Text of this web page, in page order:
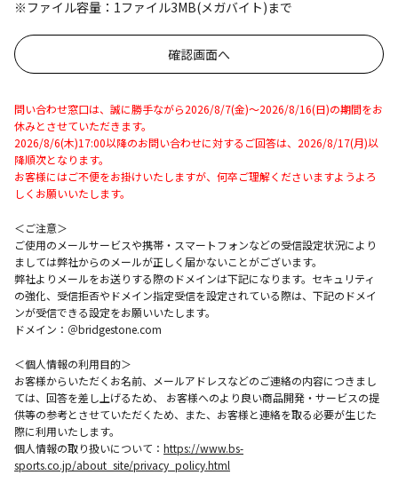
※ファイル容量：1ファイル3MB(メガバイト)まで
問い合わせ窓口は、誠に勝手ながら2026/8/7(金)～2026/8/16(日)の期間をお
休みとさせていただきます。
2026/8/6(木)17:00以降のお問い合わせに対するご回答は、2026/8/17(月)以
降順次となります。
お客様にはご不便をお掛けいたしますが、何卒ご理解くださいますようよろ
しくお願いいたします。
＜ご注意＞
ご使用のメールサービスや携帯・スマートフォンなどの受信設定状況により
ましては弊社からのメールが正しく届かないことがございます。
弊社よりメールをお送りする際のドメインは下記になります。セキュリティ
の強化、受信拒否やドメイン指定受信を設定されている際は、下記のドメイ
ンが受信できる設定をお願いいたします。
ドメイン：＠bridgestone.com
＜個人情報の利用目的＞
お客様からいただくお名前、メールアドレスなどのご連絡の内容につきまし
ては、回答を差し上げるため、 お客様へのより良い商品開発・サービスの提
供等の参考とさせていただくため、また、お客様と連絡を取る必要が生じた
際に利用いたします。
個人情報の取り扱いについて： https://www.bs-
sports.co.jp/about_site/privacy_policy.html